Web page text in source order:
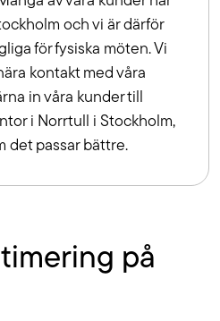
och vi är därför
för fysiska möten. Vi
kontakt med våra
in våra kunder till
i Norrtull i Stockholm,
det passar bättre.
på